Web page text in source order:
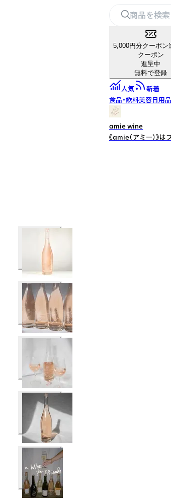
5,000円分クーポン
クーポン
進呈中
無料で登録
人気
新着
食品・飲料美容日用品
amie wine
《amie（アミ―）》は